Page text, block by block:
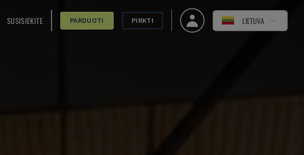
SUSISIEKITE PARDUOTI PIRKTI LIETUVA